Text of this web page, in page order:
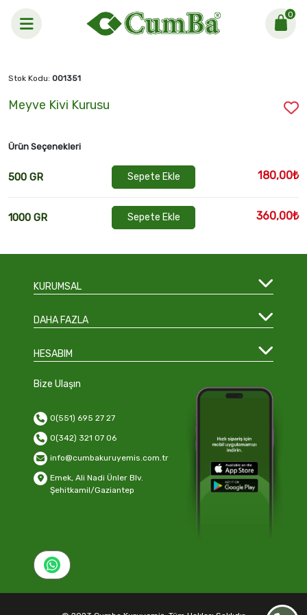
0
Meyve Kivi Kurusu
Stok Kodu: 001351
Meyve Kivi Kurusu
Ürün Seçenekleri
500 GR Sepete Ekle 180,00₺
1000 GR Sepete Ekle 360,00₺
KURUMSAL
DAHA FAZLA
HESABIM
Bize Ulaşın
0(551) 695 27 27
0(342) 321 07 06
info@cumbakuruyemis.com.tr
Emek, Ali Nadi Ünler Blv.
Şehitkamil/Gaziantep